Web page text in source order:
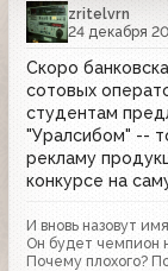
zritelvrn
24 декабря
Скоро
сотовых
студентам
"Уралсибом" --
рекламу
конкурсе на
И вновь назовут
Он будет чемпион
Почему плохого?